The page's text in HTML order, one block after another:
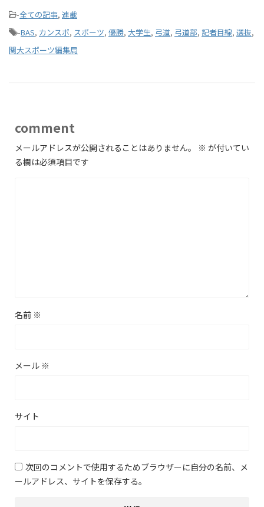
-全ての記事, 連載
-BAS, カンスポ, スポーツ, 優勝, 大学生, 弓道, 弓道部, 記者目線, 選抜,
関大スポーツ編集局
comment
メールアドレスが公開されることはありません。 ※ が付いてい
る欄は必須項目です
名前 ※
メール ※
サイト
次回のコメントで使用するためブラウザーに自分の名前、メ
ールアドレス、サイトを保存する。